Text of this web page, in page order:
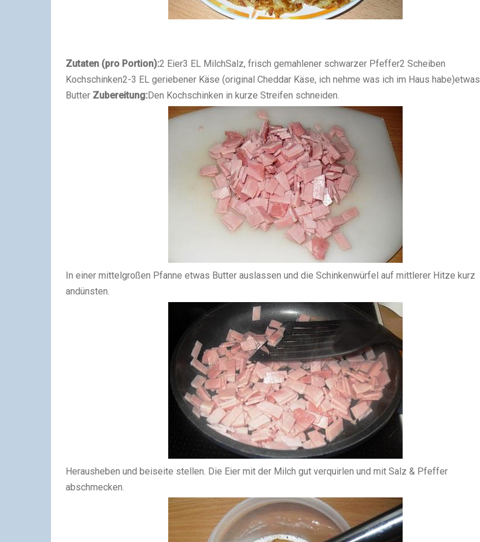
Zutaten (pro Portion):2 Eier3 EL MilchSalz, frisch gemahlener schwarzer Pfeffer2 Scheiben
Kochschinken2-3 EL geriebener Käse (original Cheddar Käse, ich nehme was ich im Haus habe)etwas
Butter Zubereitung:Den Kochschinken in kurze Streifen schneiden.
In einer mittelgroßen Pfanne etwas Butter auslassen und die Schinkenwürfel auf mittlerer Hitze kurz
andünsten.
Herausheben und beiseite stellen. Die Eier mit der Milch gut verquirlen und mit Salz & Pfeffer
abschmecken.